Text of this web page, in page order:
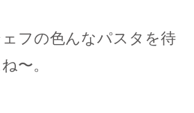
フの色んなパスタを待
〜。